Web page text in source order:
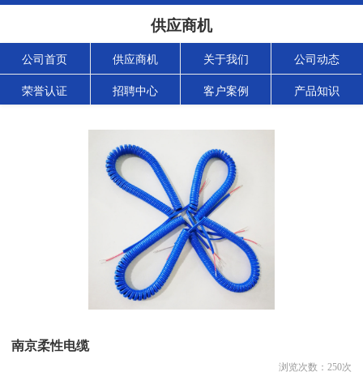
供应商机
公司首页 供应商机 关于我们 公司动态
荣誉认证 招聘中心 客户案例 产品知识
南京柔性电缆
浏览次数： 250次